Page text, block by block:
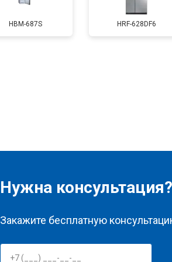
Замена нагревателя испарителя
HBM-687S HRF-628DF6
Нужна консультация?
Закажите бесплатную